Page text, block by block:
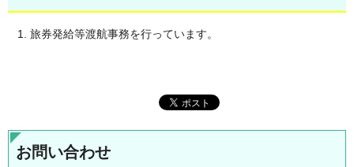
旅券発給等渡航事務を行っています。
お問い合わせ